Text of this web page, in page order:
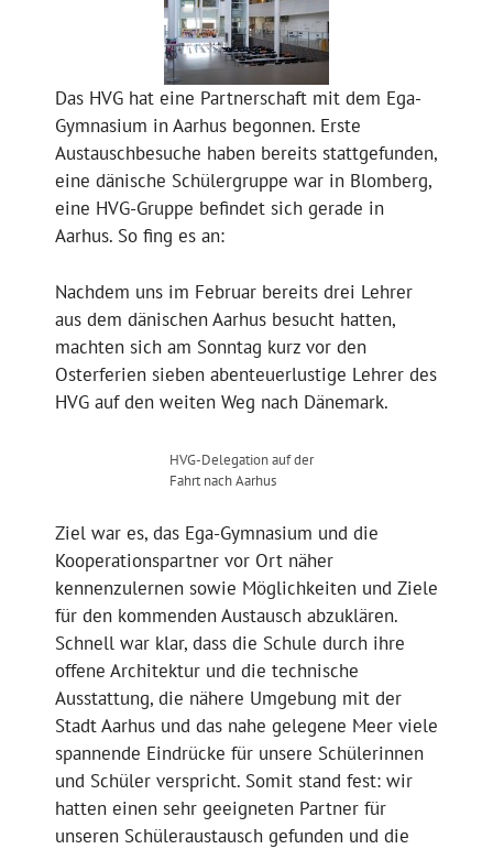
Das HVG hat eine Partnerschaft mit dem Ega-
Gymnasium in Aarhus begonnen. Erste
Austauschbesuche haben bereits stattgefunden,
eine dänische Schülergruppe war in Blomberg,
eine HVG-Gruppe befindet sich gerade in
Aarhus. So fing es an:
Nachdem uns im Februar bereits drei Lehrer
aus dem dänischen Aarhus besucht hatten,
machten sich am Sonntag kurz vor den
Osterferien sieben abenteuerlustige Lehrer des
HVG auf den weiten Weg nach Dänemark.
HVG-Delegation auf der
Fahrt nach Aarhus
Ziel war es, das Ega-Gymnasium und die
Kooperationspartner vor Ort näher
kennenzulernen sowie Möglichkeiten und Ziele
für den kommenden Austausch abzuklären.
Schnell war klar, dass die Schule durch ihre
offene Architektur und die technische
Ausstattung, die nähere Umgebung mit der
Stadt Aarhus und das nahe gelegene Meer viele
spannende Eindrücke für unsere Schülerinnen
und Schüler verspricht. Somit stand fest: wir
hatten einen sehr geeigneten Partner für
unseren Schüleraustausch gefunden und die